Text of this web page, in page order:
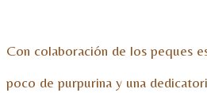
Con colaboración de los peques
poco de purpurina y una